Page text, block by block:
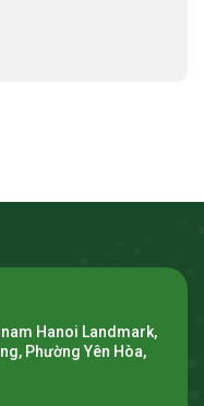
Hanoi Landmark,
Phường Yên Hòa,